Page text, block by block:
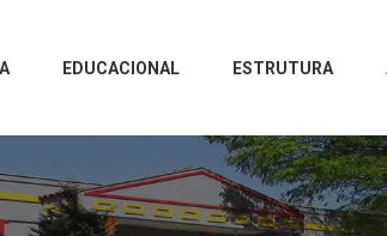
EDUCACIONAL ESTRUTURA